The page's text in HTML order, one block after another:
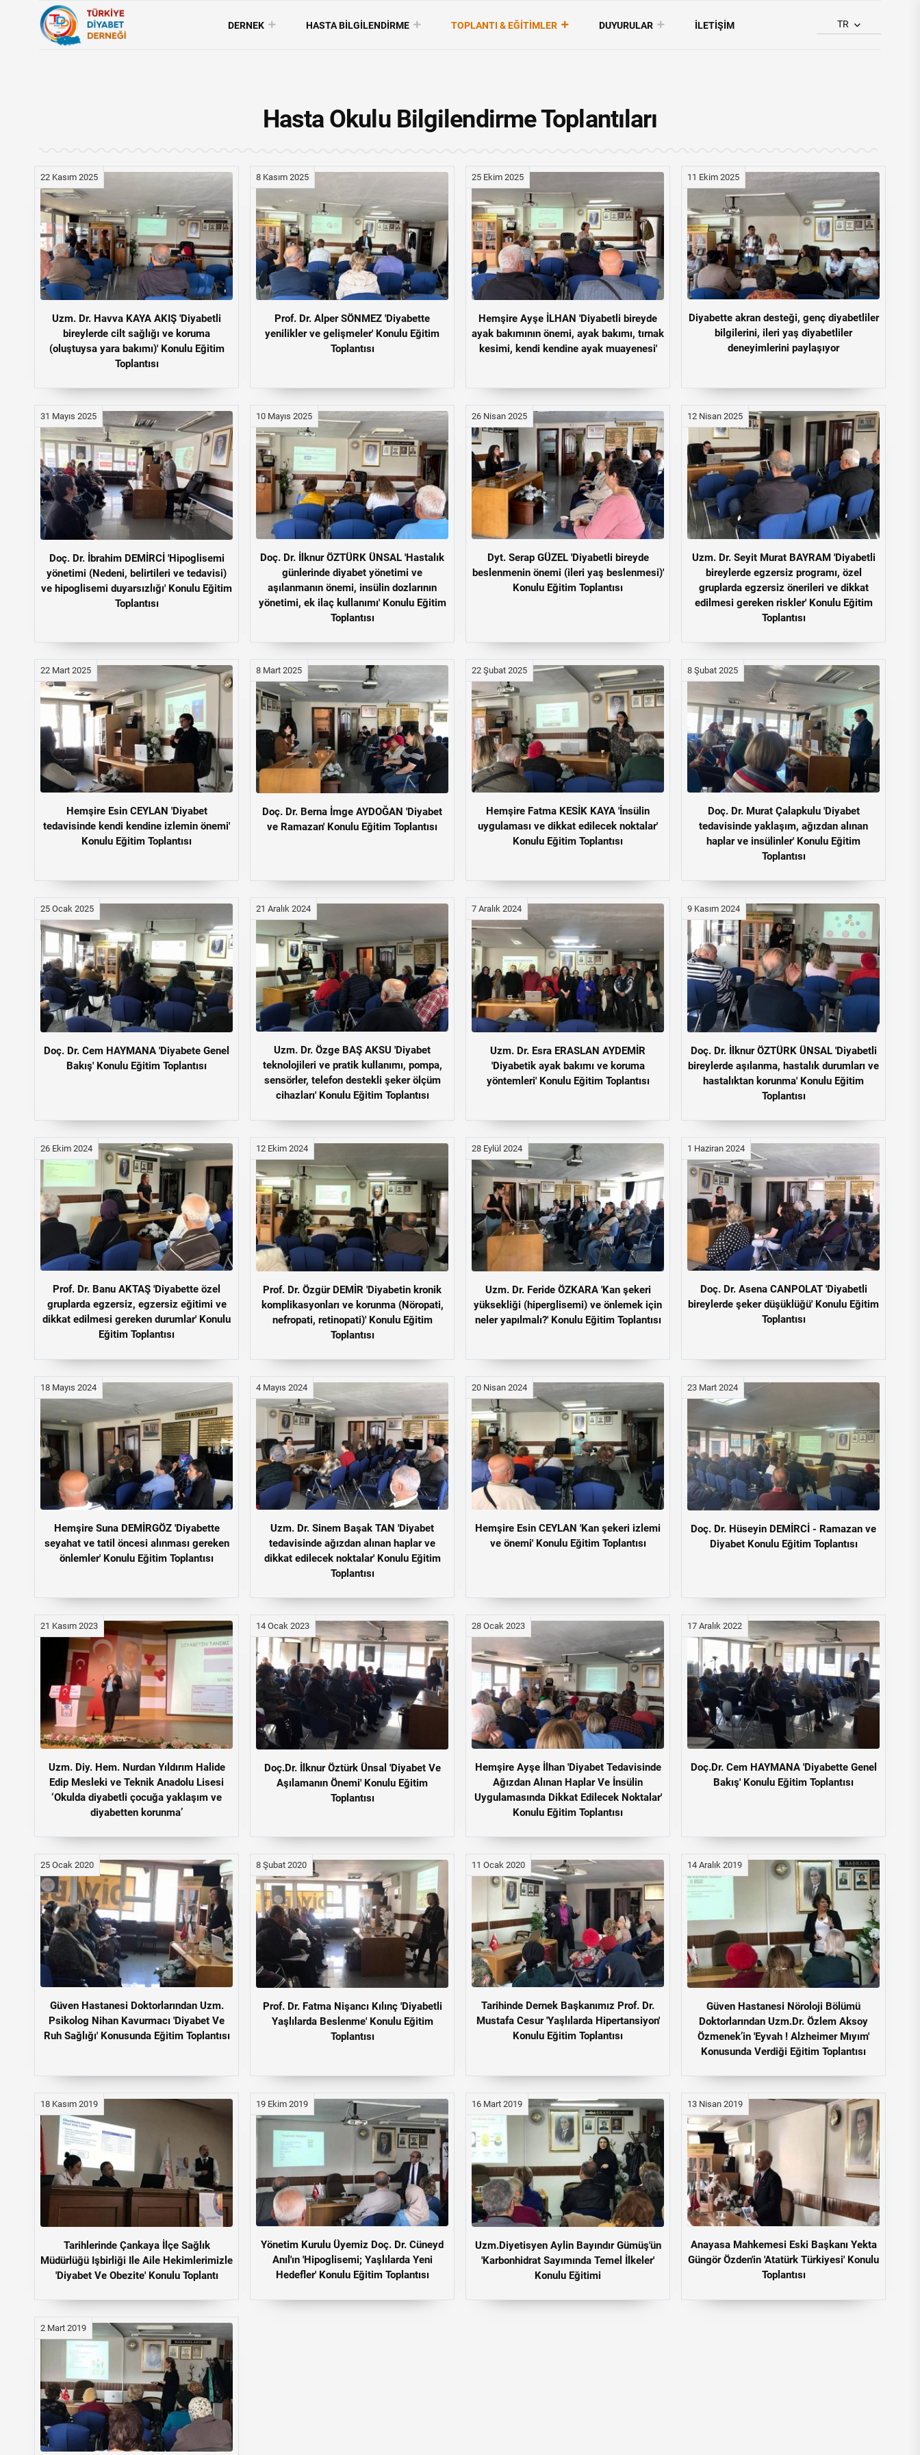
DERNEK HASTA BİLGİLENDİRME TOPLANTI & EĞİTİMLER DUYURULAR İLETİŞİM TR
Hasta Okulu Bilgilendirme Toplantıları
Uzm. Dr. Havva KAYA AKIŞ 'Diyabetli
bireylerde cilt sağlığı ve koruma
(oluştuysa yara bakımı)' Konulu Eğitim
Toplantısı
22 Kasım 2025
Prof. Dr. Alper SÖNMEZ 'Diyabette
yenilikler ve gelişmeler' Konulu Eğitim
Toplantısı
8 Kasım 2025
Hemşire Ayşe İLHAN 'Diyabetli bireyde
ayak bakımının önemi, ayak bakımı, tırnak
kesimi, kendi kendine ayak muayenesi'
25 Ekim 2025
Diyabette akran desteği, genç diyabetliler
bilgilerini, ileri yaş diyabetliler
deneyimlerini paylaşıyor
11 Ekim 2025
Doç. Dr. İbrahim DEMİRCİ 'Hipoglisemi
yönetimi (Nedeni, belirtileri ve tedavisi)
ve hipoglisemi duyarsızlığı' Konulu Eğitim
Toplantısı
31 Mayıs 2025
Doç. Dr. İlknur ÖZTÜRK ÜNSAL 'Hastalık
günlerinde diyabet yönetimi ve
aşılanmanın önemi, insülin dozlarının
yönetimi, ek ilaç kullanımı' Konulu Eğitim
Toplantısı
10 Mayıs 2025
Dyt. Serap GÜZEL 'Diyabetli bireyde
beslenmenin önemi (ileri yaş beslenmesi)'
Konulu Eğitim Toplantısı
26 Nisan 2025
Uzm. Dr. Seyit Murat BAYRAM 'Diyabetli
bireylerde egzersiz programı, özel
gruplarda egzersiz önerileri ve dikkat
edilmesi gereken riskler' Konulu Eğitim
Toplantısı
12 Nisan 2025
Hemşire Esin CEYLAN 'Diyabet
tedavisinde kendi kendine izlemin önemi'
Konulu Eğitim Toplantısı
22 Mart 2025
Doç. Dr. Berna İmge AYDOĞAN 'Diyabet
ve Ramazan' Konulu Eğitim Toplantısı
8 Mart 2025
Hemşire Fatma KESİK KAYA 'İnsülin
uygulaması ve dikkat edilecek noktalar'
Konulu Eğitim Toplantısı
22 Şubat 2025
Doç. Dr. Murat Çalapkulu 'Diyabet
tedavisinde yaklaşım, ağızdan alınan
haplar ve insülinler' Konulu Eğitim
Toplantısı
8 Şubat 2025
Doç. Dr. Cem HAYMANA 'Diyabete Genel
Bakış' Konulu Eğitim Toplantısı
25 Ocak 2025
Uzm. Dr. Özge BAŞ AKSU 'Diyabet
teknolojileri ve pratik kullanımı, pompa,
sensörler, telefon destekli şeker ölçüm
cihazları' Konulu Eğitim Toplantısı
21 Aralık 2024
Uzm. Dr. Esra ERASLAN AYDEMİR
'Diyabetik ayak bakımı ve koruma
yöntemleri' Konulu Eğitim Toplantısı
7 Aralık 2024
Doç. Dr. İlknur ÖZTÜRK ÜNSAL 'Diyabetli
bireylerde aşılanma, hastalık durumları ve
hastalıktan korunma' Konulu Eğitim
Toplantısı
9 Kasım 2024
Prof. Dr. Banu AKTAŞ 'Diyabette özel
gruplarda egzersiz, egzersiz eğitimi ve
dikkat edilmesi gereken durumlar' Konulu
Eğitim Toplantısı
26 Ekim 2024
Prof. Dr. Özgür DEMİR 'Diyabetin kronik
komplikasyonları ve korunma (Nöropati,
nefropati, retinopati)' Konulu Eğitim
Toplantısı
12 Ekim 2024
Uzm. Dr. Feride ÖZKARA 'Kan şekeri
yüksekliği (hiperglisemi) ve önlemek için
neler yapılmalı?' Konulu Eğitim Toplantısı
28 Eylül 2024
Doç. Dr. Asena CANPOLAT 'Diyabetli
bireylerde şeker düşüklüğü' Konulu Eğitim
Toplantısı
1 Haziran 2024
Hemşire Suna DEMİRGÖZ 'Diyabette
seyahat ve tatil öncesi alınması gereken
önlemler' Konulu Eğitim Toplantısı
18 Mayıs 2024
Uzm. Dr. Sinem Başak TAN 'Diyabet
tedavisinde ağızdan alınan haplar ve
dikkat edilecek noktalar' Konulu Eğitim
Toplantısı
4 Mayıs 2024
Hemşire Esin CEYLAN 'Kan şekeri izlemi
ve önemi' Konulu Eğitim Toplantısı
20 Nisan 2024
Doç. Dr. Hüseyin DEMİRCİ - Ramazan ve
Diyabet Konulu Eğitim Toplantısı
23 Mart 2024
Uzm. Diy. Hem. Nurdan Yıldırım Halide
Edip Mesleki ve Teknik Anadolu Lisesi
‘Okulda diyabetli çocuğa yaklaşım ve
diyabetten korunma’
21 Kasım 2023
Doç.Dr. İlknur Öztürk Ünsal 'Diyabet Ve
Aşılamanın Önemi' Konulu Eğitim
Toplantısı
14 Ocak 2023
Hemşire Ayşe İlhan 'Diyabet Tedavisinde
Ağızdan Alınan Haplar Ve İnsülin
Uygulamasında Dikkat Edilecek Noktalar'
Konulu Eğitim Toplantısı
28 Ocak 2023
Doç.Dr. Cem HAYMANA 'Diyabette Genel
Bakış' Konulu Eğitim Toplantısı
17 Aralık 2022
Güven Hastanesi Doktorlarından Uzm.
Psikolog Nihan Kavurmacı 'Diyabet Ve
Ruh Sağlığı' Konusunda Eğitim Toplantısı
25 Ocak 2020
Prof. Dr. Fatma Nişancı Kılınç 'Diyabetli
Yaşlılarda Beslenme' Konulu Eğitim
Toplantısı
8 Şubat 2020
Tarihinde Dernek Başkanımız Prof. Dr.
Mustafa Cesur 'Yaşlılarda Hipertansiyon'
Konulu Eğitim Toplantısı
11 Ocak 2020
Güven Hastanesi Nöroloji Bölümü
Doktorlarından Uzm.Dr. Özlem Aksoy
Özmenek’in 'Eyvah ! Alzheimer Mıyım'
Konusunda Verdiği Eğitim Toplantısı
14 Aralık 2019
Tarihlerinde Çankaya İlçe Sağlık
Müdürlüğü Işbirliği Ile Aile Hekimlerimizle
'Diyabet Ve Obezite' Konulu Toplantı
18 Kasım 2019
Yönetim Kurulu Üyemiz Doç. Dr. Cüneyd
Anıl'ın 'Hipoglisemi; Yaşlılarda Yeni
Hedefler' Konulu Eğitim Toplantısı
19 Ekim 2019
Uzm.Diyetisyen Aylin Bayındır Gümüş'ün
'Karbonhidrat Sayımında Temel İlkeler'
Konulu Eğitimi
16 Mart 2019
Anayasa Mahkemesi Eski Başkanı Yekta
Güngör Özden'in 'Atatürk Türkiyesi' Konulu
Toplantısı
13 Nisan 2019
2 Mart 2019